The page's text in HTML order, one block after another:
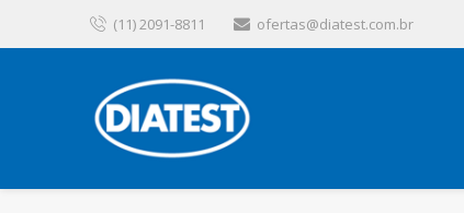
(11) 2091-8811 ofertas@diatest.com.br